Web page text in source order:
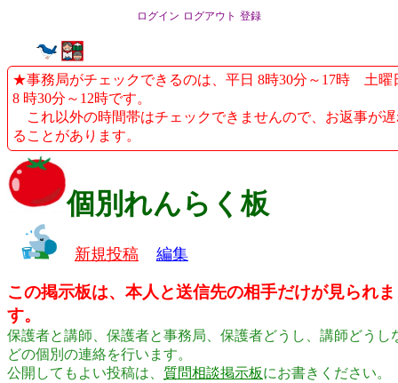
ログイン ログアウト 登録
★事務局がチェックできるのは、平日 8時30分～17時 土曜
8 時30分～12時です。
これ以外の時間帯はチェックできませんので、お返事が
ることがあります。
個別れんらく板
新規投稿 編集
この掲示板は、本人と送信先の相手だけが見られま
す。
保護者と講師、保護者と事務局、保護者どうし、講師どうし
どの個別の連絡を行います。
公開してもよい投稿は、 質問相談掲示板にお書きください。